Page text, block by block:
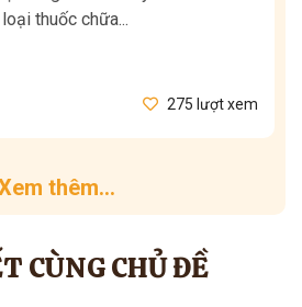
thuốc chữa...
275 lượt xem
thêm...
CÙNG CHỦ ĐỀ